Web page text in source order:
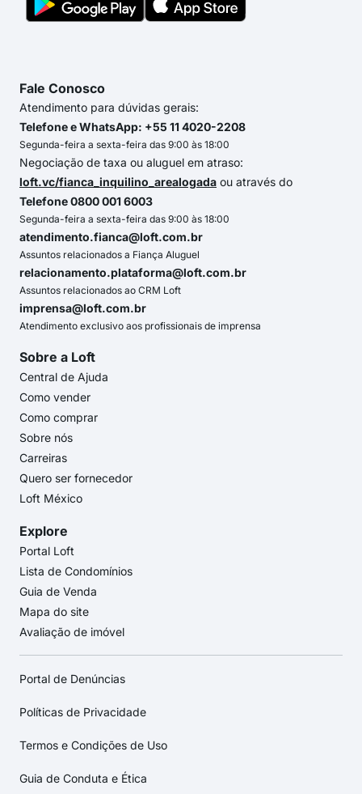
Fale Conosco
Atendimento para dúvidas gerais:
Telefone e WhatsApp: +55 11 4020-2208
Segunda-feira a sexta-feira das 9:00 às 18:00
Negociação de taxa ou aluguel em atraso:
loft.vc/fianca_inquilino_arealogada ou através do
Telefone 0800 001 6003
Segunda-feira a sexta-feira das 9:00 às 18:00
atendimento.fianca@loft.com.br
Assuntos relacionados a Fiança Aluguel
relacionamento.plataforma@loft.com.br
Assuntos relacionados ao CRM Loft
imprensa@loft.com.br
Atendimento exclusivo aos profissionais de imprensa
Sobre a Loft
Central de Ajuda
Como vender
Como comprar
Sobre nós
Carreiras
Quero ser fornecedor
Loft México
Explore
Portal Loft
Lista de Condomínios
Guia de Venda
Mapa do site
Avaliação de imóvel
Portal de Denúncias
Políticas de Privacidade
Termos e Condições de Uso
Guia de Conduta e Ética